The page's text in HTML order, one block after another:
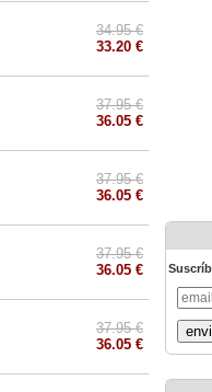
34.95 €
33.20 €
37.95 €
36.05 €
37.95 €
36.05 €
37.95 €
36.05 €
37.95 €
36.05 €